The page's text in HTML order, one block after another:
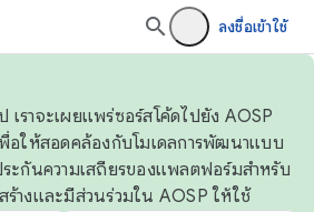
ลงชื่อเข้าใช้
ราจะเผยแพร่ซอร์สโค้ดไปยัง AOSP
อให้สอดคล้องกับโมเดลการพัฒนาแบบ
ะกันความเสถียรของแพลตฟอร์มสำหรับ
ร้างและมีส่วนร่วมใน AOSP ให้ใช้